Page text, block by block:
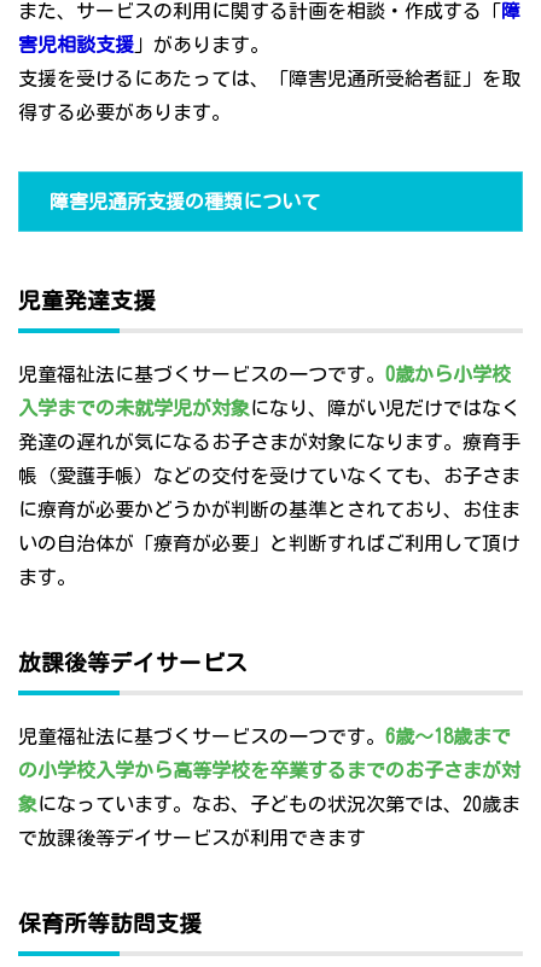
また、サービスの利用に関する計画を相談・作成する「障
害児相談支援 」があります。
支援を受けるにあたっては、「障害児通所受給者証」を取
得する必要があります。
障害児通所支援の種類について
児童発達支援
児童福祉法に基づくサービスの一つです。 0歳から小学校
入学までの未就学児が対象になり、障がい児だけではなく
発達の遅れが気になるお子さまが対象になります。療育手
帳（愛護手帳）などの交付を受けていなくても、お子さま
に療育が必要かどうかが判断の基準とされており、お住ま
いの自治体が「療育が必要」と判断すればご利用して頂け
ます。
放課後等デイサービス
児童福祉法に基づくサービスの一つです。 6歳～18歳まで
の小学校入学から高等学校を卒業するまでのお子さまが対
象になっています。なお、子どもの状況次第では、20歳ま
で放課後等デイサービスが利用できます
保育所等訪問支援